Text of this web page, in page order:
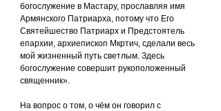
богослужение в Мастару, прославляя имя
Армянского Патриарха, потому что Его
Святейшество Патриарх и Предстоятель
епархии, архиепископ Мкртич, сделали весь
мой жизненный путь светлым. Здесь
богослужение совершит рукоположенный
священник».
На вопрос о том, о чём он говорил с